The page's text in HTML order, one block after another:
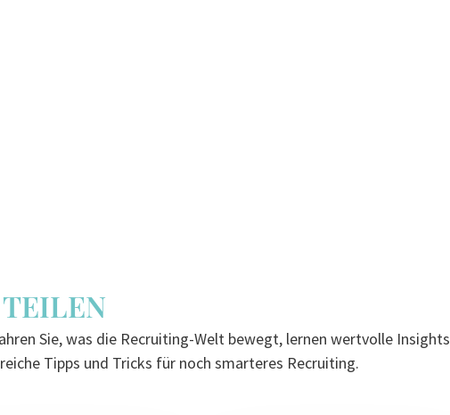
Sie, was die Recruiting-Welt bewegt, lernen wertvolle Insights
Tipps und Tricks für noch smarteres Recruiting.